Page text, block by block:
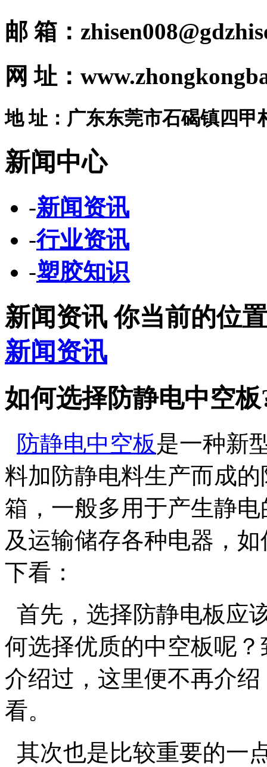
邮 箱：
网 址：
地 址：广东东莞市石碣镇四甲
新闻中心
-新闻资讯
-行业资讯
-塑胶知识
新闻资讯你当前的位
新闻资讯
如何选择防静电中空板
防静电中空板是一种新
料加防静电料生产而成
箱，一般多用于产生静
及运输储存各种电器，
下看：
首先，选择防静电板应
何选择优质的中空板呢
介绍过，这里便不再介
看。
其次也是比较重要的一